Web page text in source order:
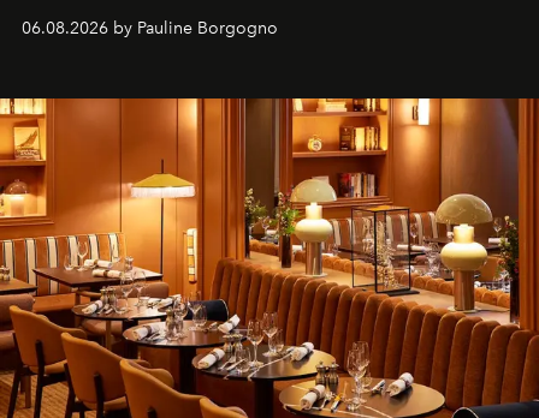
06.08.2026 by Pauline Borgogno